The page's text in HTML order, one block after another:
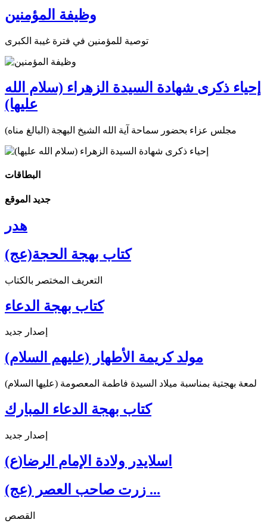
وظيفة المؤمنين
توصية للمؤمنين في فترة غيبة الكبرى
إحياء ذكرى شهادة السيدة الزهراء (سلام الله
عليها)
مجلس عزاء بحضور سماحة آية الله الشيخ البهجة (البالغ مناه)
البطاقات
جديد الموقع
هدر
كتاب بهجة الحجة(عج)
التعريف المختصر بالكتاب
كتاب بهجة الدعاء
إصدار جديد
مولد كريمة الأطهار (عليهم السلام)
لمعة بهجتية بمناسبة ميلاد السيدة فاطمة المعصومة (عليها السلام)
كتاب بهجة الدعاء المبارك
إصدار جديد
اسلايدر ولادة الإمام الرضا(ع)
زرت صاحب العصر (عج) ...
القصص